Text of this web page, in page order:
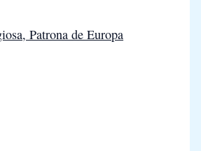
Patrona de Europa